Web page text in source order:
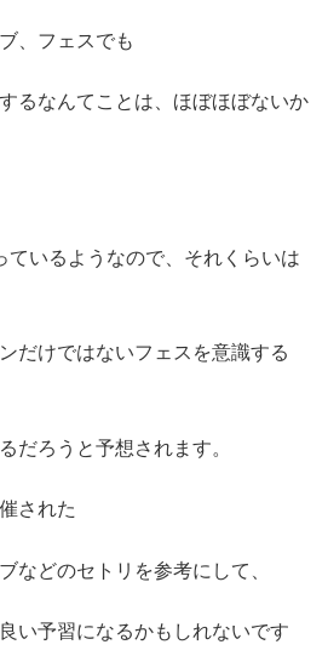
、フェスでも
るなんてことは、ほぼほぼないか
ているようなので、それくらいは
だけではないフェスを意識する
だろうと予想されます。
された
などのセトリを参考にして、
い予習になるかもしれないです